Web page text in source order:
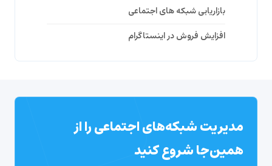
بازاریابی شبکه های اجتماعی
افزایش فروش در اینستاگرام
مدیریت شبکه‌های اجتماعی را از
همین‌جا شروع کنید